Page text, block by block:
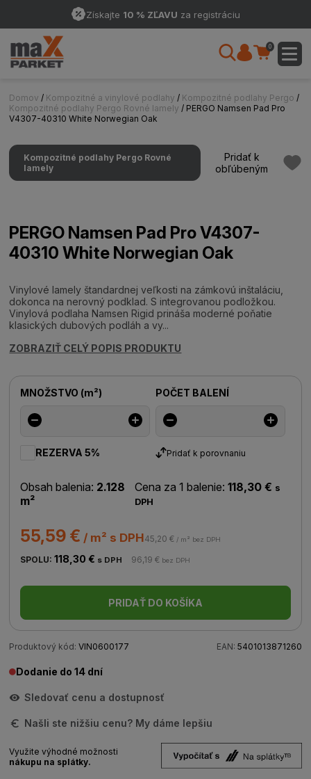
Získajte 10 % ZĽAVU za registráciu
0
Domov / Kompozitné a vinylové podlahy / Kompozitné podlahy Pergo /
Kompozitné podlahy Pergo Rovné lamely / PERGO Namsen Pad Pro
V4307-40310 White Norwegian Oak
Kompozitné podlahy Pergo Rovné
lamely
Pridať k
obľúbeným
PERGO Namsen Pad Pro V4307-
40310 White Norwegian Oak
Vinylové lamely štandardnej veľkosti na zámkovú inštaláciu,
dokonca na nerovný podklad. S integrovanou podložkou.
Vinylová podlaha Namsen Rigid prináša moderné poňatie
klasických dubových podláh a vy...
ZOBRAZIŤ CELÝ POPIS PRODUKTU
MNOŽSTVO (m²) POČET BALENÍ
REZERVA 5% Pridať k porovnaniu
Obsah balenia: 2.128
m²
Cena za 1 balenie: 118,30 € s
DPH
55,59 € / m² s DPH45,20 € / m² bez DPH
SPOLU:118,30 € s DPH 96,19 € bez DPH
PRIDAŤ DO KOŠÍKA
Produktový kód: VIN0600177 EAN: 5401013871260
Dodanie do 14 dní
Sledovať cenu a dostupnosť
Našli ste nižšiu cenu? My dáme lepšiu
Využite výhodné možnosti
nákupu na splátky.